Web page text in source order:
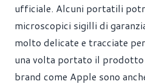
ufficiale. Alcuni portatili
microscopici sigilli di
molto delicate e tracciate
una volta portato il prodotto
brand come Apple sono